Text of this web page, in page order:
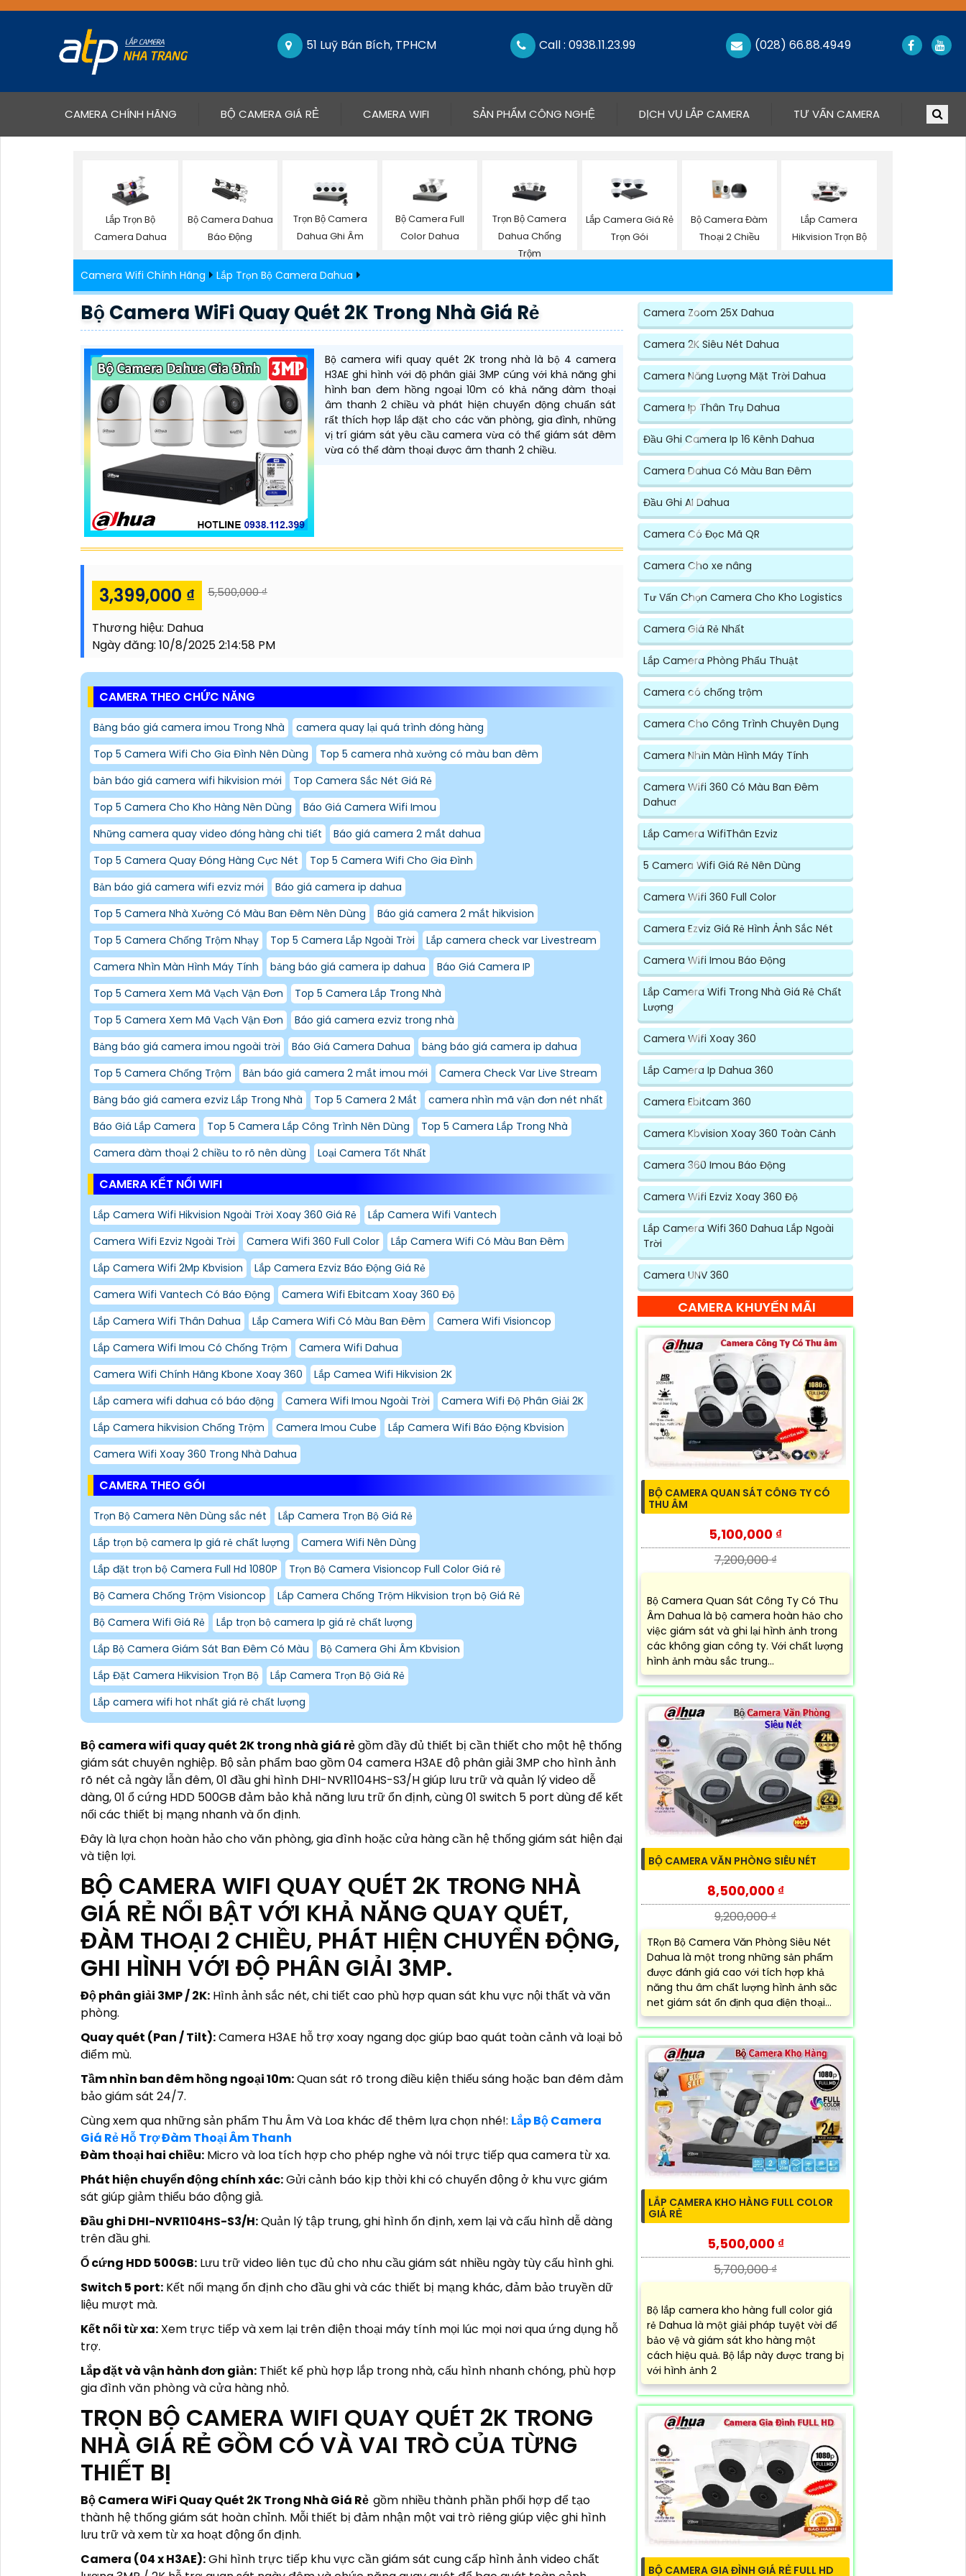
51 Luỹ Bán Bích, TPHCM Call : 0938.11.23.99 (028) 66.88.4949
CAMERA CHÍNH HÃNG(CURRENT)BỘ CAMERA GIÁ RẺ CAMERA WIFI SẢN PHẨM CÔNG NGHỆ DỊCH VỤ LẮP CAMERA TƯ VẤN CAMERA
Lắp Trọn Bộ
Camera Dahua
Bộ Camera Dahua
Báo Động
Trọn Bộ Camera
Dahua Ghi Âm
Bộ Camera Full
Color Dahua
Trọn Bộ Camera
Dahua Chống
Trộm
Lắp Camera Giá Rẻ
Trọn Gói
Bộ Camera Đàm
Thoại 2 Chiều
Lắp Camera
Hikvision Trọn Bộ
Camera Wifi Chính Hãng Lắp Trọn Bộ Camera Dahua
Bộ Camera WiFi Quay Quét 2K Trong Nhà Giá Rẻ
Bộ camera wifi quay quét 2K trong nhà là bộ 4 camera
H3AE ghi hình với độ phân giải 3MP cúng với khả năng ghi
hình ban đem hồng ngoại 10m có khả năng đàm thoại
âm thanh 2 chiều và phát hiện chuyển động chuẩn sát
rất thích hợp lắp đặt cho các văn phòng, gia đình, những
vị trí giám sát yêu cầu camera vừa có thể giám sát đêm
vừa có thể đàm thoại được âm thanh 2 chiều.
3,399,000 ₫ 5,500,000 ₫
Thương hiệu: Dahua
Ngày đăng: 10/8/2025 2:14:58 PM
CAMERA THEO CHỨC NĂNG
Bảng báo giá camera imou Trong Nhà
camera quay lại quá trình đóng hàng
Top 5 Camera Wifi Cho Gia Đình Nên Dùng
Top 5 camera nhà xưởng có màu ban đêm
bản báo giá camera wifi hikvision mới
Top Camera Sắc Nét Giá Rẻ
Top 5 Camera Cho Kho Hàng Nên Dùng
Báo Giá Camera Wifi Imou
Những camera quay video đóng hàng chi tiết
Báo giá camera 2 mắt dahua
Top 5 Camera Quay Đóng Hàng Cực Nét
Top 5 Camera Wifi Cho Gia Đình
Bản báo giá camera wifi ezviz mới
Báo giá camera ip dahua
Top 5 Camera Nhà Xưởng Có Màu Ban Đêm Nên Dùng
Báo giá camera 2 mắt hikvision
Top 5 Camera Chống Trộm Nhạy
Top 5 Camera Lắp Ngoài Trời
Lắp camera check var Livestream
Camera Nhìn Màn Hình Máy Tính
bảng báo giá camera ip dahua
Báo Giá Camera IP
Top 5 Camera Xem Mã Vạch Vận Đơn
Top 5 Camera Lắp Trong Nhà
Top 5 Camera Xem Mã Vạch Vận Đơn
Báo giá camera ezviz trong nhà
Bảng báo giá camera imou ngoài trời
Báo Giá Camera Dahua
bảng báo giá camera ip dahua
Top 5 Camera Chống Trộm
Bản báo giá camera 2 mắt imou mới
Camera Check Var Live Stream
Bảng báo giá camera ezviz Lắp Trong Nhà
Top 5 Camera 2 Mắt
camera nhìn mã vận đơn nét nhất
Báo Giá Lắp Camera
Top 5 Camera Lắp Công Trình Nên Dùng
Top 5 Camera Lắp Trong Nhà
Camera đàm thoại 2 chiều to rõ nên dùng
Loại Camera Tốt Nhất
CAMERA KẾT NỐI WIFI
Lắp Camera Wifi Hikvision Ngoài Trời Xoay 360 Giá Rẻ
Lắp Camera Wifi Vantech
Camera Wifi Ezviz Ngoài Trời
Camera Wifi 360 Full Color
Lắp Camera Wifi Có Màu Ban Đêm
Lắp Camera Wifi 2Mp Kbvision
Lắp Camera Ezviz Báo Động Giá Rẻ
Camera Wifi Vantech Có Báo Động
Camera Wifi Ebitcam Xoay 360 Độ
Lắp Camera Wifi Thân Dahua
Lắp Camera Wifi Có Màu Ban Đêm
Camera Wifi Visioncop
Lắp Camera Wifi Imou Có Chống Trộm
Camera Wifi Dahua
Camera Wifi Chính Hãng Kbone Xoay 360
Lắp Camea Wifi Hikvision 2K
Lắp camera wifi dahua có báo động
Camera Wifi Imou Ngoài Trời
Camera Wifi Độ Phân Giải 2K
Lắp Camera hikvision Chống Trộm
Camera Imou Cube
Lắp Camera Wifi Báo Động Kbvision
Camera Wifi Xoay 360 Trong Nhà Dahua
CAMERA THEO GÓI
Trọn Bộ Camera Nên Dùng sắc nét
Lắp Camera Trọn Bộ Giá Rẻ
Lắp trọn bộ camera Ip giá rẻ chất lượng
Camera Wifi Nên Dùng
Lắp đặt trọn bộ Camera Full Hd 1080P
Trọn Bộ Camera Visioncop Full Color Giá rẻ
Bộ Camera Chống Trộm Visioncop
Lắp Camera Chống Trộm Hikvision trọn bộ Giá Rẻ
Bộ Camera Wifi Giá Rẻ
Lắp trọn bộ camera Ip giá rẻ chất lượng
Lắp Bộ Camera Giám Sát Ban Đêm Có Màu
Bộ Camera Ghi Âm Kbvision
Lắp Đặt Camera Hikvision Trọn Bộ
Lắp Camera Trọn Bộ Giá Rẻ
Lắp camera wifi hot nhất giá rẻ chất lượng
Bộ camera wifi quay quét 2K trong nhà giá rẻgồm đầy đủ thiết bị cần thiết cho một hệ thống
giám sát chuyên nghiệp. Bộ sản phẩm bao gồm 04 camera H3AE độ phân giải 3MP cho hình ảnh
rõ nét cả ngày lẫn đêm, 01 đầu ghi hình DHI-NVR1104HS-S3/H giúp lưu trữ và quản lý video dễ
dàng, 01 ổ cứng HDD 500GB đảm bảo khả năng lưu trữ ổn định, cùng 01 switch 5 port dùng để kết
nối các thiết bị mạng nhanh và ổn định.
Đây là lựa chọn hoàn hảo cho văn phòng, gia đình hoặc cửa hàng cần hệ thống giám sát hiện đại
và tiện lợi.
BỘ CAMERA WIFI QUAY QUÉT 2K TRONG NHÀ
GIÁ RẺ NỔI BẬT VỚI KHẢ NĂNG QUAY QUÉT,
ĐÀM THOẠI 2 CHIỀU, PHÁT HIỆN CHUYỂN ĐỘNG,
GHI HÌNH VỚI ĐỘ PHÂN GIẢI 3MP.
Độ phân giải 3MP / 2K: Hình ảnh sắc nét, chi tiết cao phù hợp quan sát khu vực nội thất và văn
phòng.
Quay quét (Pan / Tilt):Camera H3AE hỗ trợ xoay ngang dọc giúp bao quát toàn cảnh và loại bỏ
điểm mù.
Tầm nhìn ban đêm hồng ngoại 10m:Quan sát rõ trong điều kiện thiếu sáng hoặc ban đêm đảm
bảo giám sát 24/7.
Cùng xem qua những sản phẩm Thu Âm Và Loa khác để thêm lựa chọn nhé!: Lắp Bộ Camera
Giá Rẻ Hỗ Trợ Đàm Thoại Âm Thanh
Đàm thoại hai chiều: Micro và loa tích hợp cho phép nghe và nói trực tiếp qua camera từ xa.
Phát hiện chuyển động chính xác:Gửi cảnh báo kịp thời khi có chuyển động ở khu vực giám
sát giúp giảm thiểu báo động giả.
Đầu ghi DHI-NVR1104HS-S3/H:Quản lý tập trung, ghi hình ổn định, xem lại và cấu hình dễ dàng
trên đầu ghi.
Ổ cứng HDD 500GB: Lưu trữ video liên tục đủ cho nhu cầu giám sát nhiều ngày tùy cấu hình ghi.
Switch 5 port: Kết nối mạng ổn định cho đầu ghi và các thiết bị mạng khác, đảm bảo truyền dữ
liệu mượt mà.
Kết nối từ xa: Xem trực tiếp và xem lại trên điện thoại máy tính mọi lúc mọi nơi qua ứng dụng hỗ
trợ.
Lắp đặt và vận hành đơn giản: Thiết kế phù hợp lắp trong nhà, cấu hình nhanh chóng, phù hợp
gia đình văn phòng và cửa hàng nhỏ.
TRỌN BỘ CAMERA WIFI QUAY QUÉT 2K TRONG
NHÀ GIÁ RẺ GỒM CÓ VÀ VAI TRÒ CỦA TỪNG
THIẾT BỊ
Bộ Camera WiFi Quay Quét 2K Trong Nhà Giá Rẻ gồm nhiều thành phần phối hợp để tạo
thành hệ thống giám sát hoàn chỉnh. Mỗi thiết bị đảm nhận một vai trò riêng giúp việc ghi hình
lưu trữ và xem từ xa hoạt động ổn định.
Camera (04 x H3AE):Ghi hình trực tiếp khu vực cần giám sát cung cấp hình ảnh video chất
Camera Zoom 25X Dahua
Camera 2K Siêu Nét Dahua
Camera Năng Lượng Mặt Trời Dahua
Camera Ip Thân Trụ Dahua
Đầu Ghi Camera Ip 16 Kênh Dahua
Camera Dahua Có Màu Ban Đêm
Đầu Ghi AI Dahua
Camera Có Đọc Mã QR
Camera Cho xe nâng
Tư Vấn Chọn Camera Cho Kho Logistics
Camera Giá Rẻ Nhất
Lắp Camera Phòng Phẩu Thuật
Camera có chống trộm
Camera Cho Công Trình Chuyên Dụng
Camera Nhìn Màn Hình Máy Tính
Camera Wifi 360 Có Màu Ban Đêm
Dahua
Lắp Camera WifiThân Ezviz
5 Camera Wifi Giá Rẻ Nên Dùng
Camera Wifi 360 Full Color
Camera Ezviz Giá Rẻ Hình Ảnh Sắc Nét
Camera Wifi Imou Báo Động
Lắp Camera Wifi Trong Nhà Giá Rẻ Chất
Lượng
Camera Wifi Xoay 360
Lắp Camera Ip Dahua 360
Camera Ebitcam 360
Camera Kbvision Xoay 360 Toàn Cảnh
Camera 360 Imou Báo Động
Camera Wifi Ezviz Xoay 360 Độ
Lắp Camera Wifi 360 Dahua Lắp Ngoài
Trời
Camera UNV 360
CAMERA KHUYẾN MÃI
BỘ CAMERA QUAN SÁT CÔNG TY CÓ
THU ÂM
5,100,000 ₫
7,200,000 ₫
Bộ Camera Quan Sát Công Ty Có Thu
Âm Dahua là bộ camera hoàn hảo cho
việc giám sát và ghi lại hình ảnh trong
các không gian công ty. Với chất lượng
hình ảnh màu sắc trung...
BỘ CAMERA VĂN PHÒNG SIÊU NÉT
8,500,000 ₫
9,200,000 ₫
TRọn Bộ Camera Văn Phòng Siêu Nét
Dahua là một trong những sản phẩm
được đánh giá cao với tích hợp khả
năng thu âm chất lượng hình ảnh săc
net giám sát ổn định qua điện thoại...
LẮP CAMERA KHO HÀNG FULL COLOR
GIÁ RẺ
5,500,000 ₫
5,700,000 ₫
Bộ lắp camera kho hàng full color giá
rẻ Dahua là một giải pháp tuyệt vời để
bảo vệ và giám sát kho hàng một
cách hiệu quả. Bộ lắp này được trang bị
với hình ảnh 2
BỘ CAMERA GIA ĐÌNH GIÁ RẺ FULL HD